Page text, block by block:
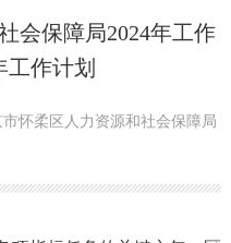
会保障局2024年工作
工作计划
怀柔区人力资源和社会保障局